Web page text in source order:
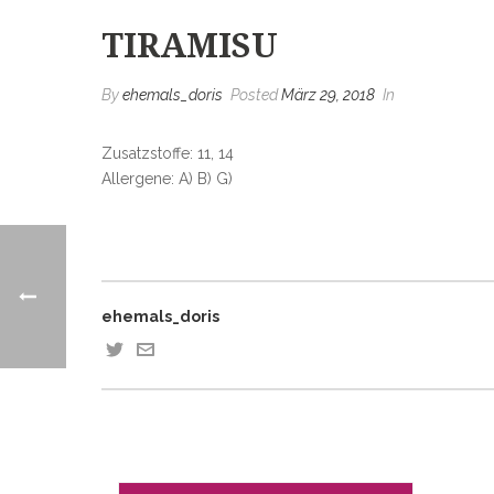
TIRAMISU
Byehemals_doris PostedMärz 29, 2018 In
Zusatzstoffe: 11, 14
Allergene: A) B) G)
ehemals_doris